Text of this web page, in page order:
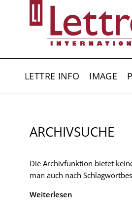
LETTRE INFO IMAGE
ARCHIVSUCHE
Die Archivfunktion bietet
man auch nach
Weiterlesen